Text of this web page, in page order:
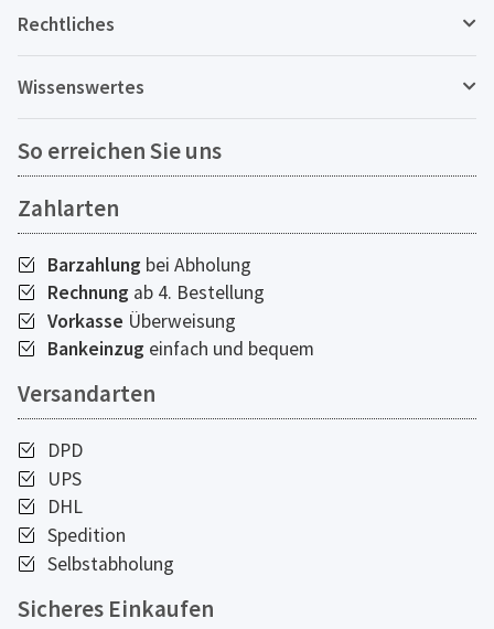
Rechtliches
Wissenswertes
So erreichen Sie uns
Zahlarten
Barzahlung bei Abholung
Rechnung ab 4. Bestellung
Vorkasse Überweisung
Bankeinzug einfach und bequem
Versandarten
DPD
UPS
DHL
Spedition
Selbstabholung
Sicheres Einkaufen